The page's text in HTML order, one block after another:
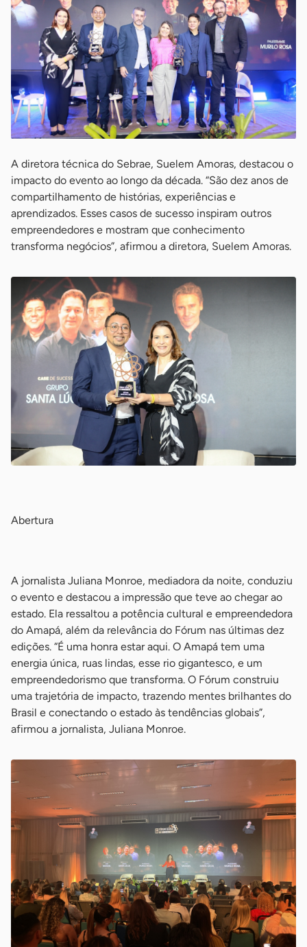
A diretora técnica do Sebrae, Suelem Amoras, destacou o
impacto do evento ao longo da década. “São dez anos de
compartilhamento de histórias, experiências e
aprendizados. Esses casos de sucesso inspiram outros
empreendedores e mostram que conhecimento
transforma negócios”, afirmou a diretora, Suelem Amoras.
Abertura
A jornalista Juliana Monroe, mediadora da noite, conduziu
o evento e destacou a impressão que teve ao chegar ao
estado. Ela ressaltou a potência cultural e empreendedora
do Amapá, além da relevância do Fórum nas últimas dez
edições. “É uma honra estar aqui. O Amapá tem uma
energia única, ruas lindas, esse rio gigantesco, e um
empreendedorismo que transforma. O Fórum construiu
uma trajetória de impacto, trazendo mentes brilhantes do
Brasil e conectando o estado às tendências globais”,
afirmou a jornalista, Juliana Monroe.